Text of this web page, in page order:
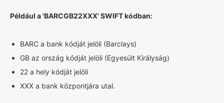
Például a 'BARCGB22XXX' SWIFT kódban:
BARC a bank kódját jelöli (Barclays)
GB az ország kódját jelöli (Egyesült Királyság)
22 a hely kódját jelöli
XXX a bank központjára utal.